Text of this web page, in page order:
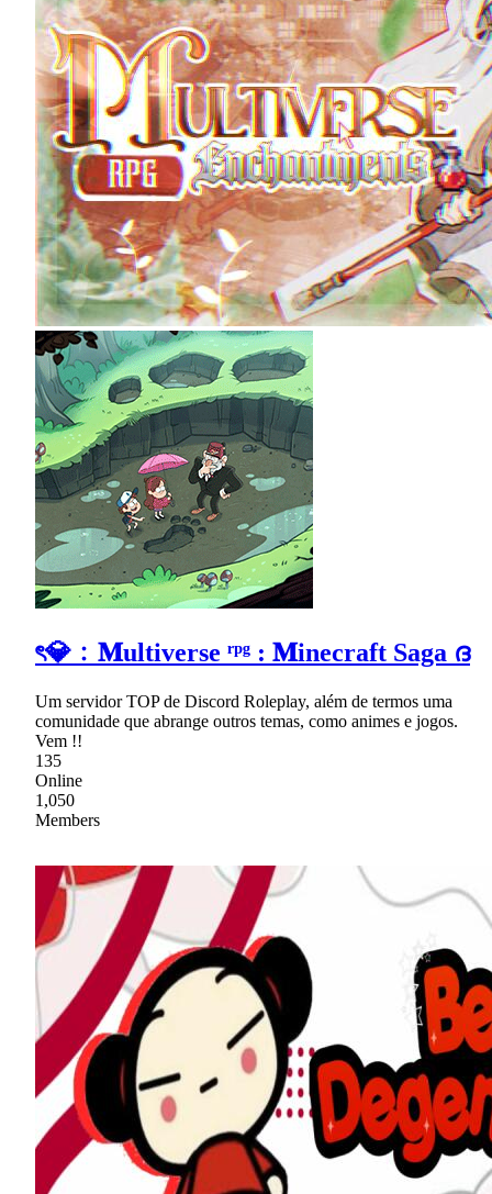
ৎ💎﹕𝐌ultiverse ʳᵖᵍ : 𝐌inecraft Saga ദ
Um servidor TOP de Discord Roleplay, além de termos uma
comunidade que abrange outros temas, como animes e jogos.
Vem !!
135
Online
1,050
Members